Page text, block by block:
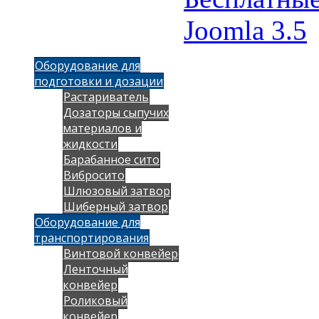
Joomla 3.5
Оборудование для
подготовки и дозации
Растариватель
Дозаторы сыпучих
материалов и
жидкости
Барабанное сито
Вибросито
Шлюзовый затвор
Шиберный затвор
Оборудование для
транспортирования
Винтовой конвейер
Ленточный
конвейер
Роликовый